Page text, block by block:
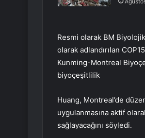
Resmi olarak BM
olarak adlandırılan
Kunming-Montreal
biyoçeşitlilik
Huang, Montreal’de
uygulanmasına aktif
sağlayacağını söyledi.